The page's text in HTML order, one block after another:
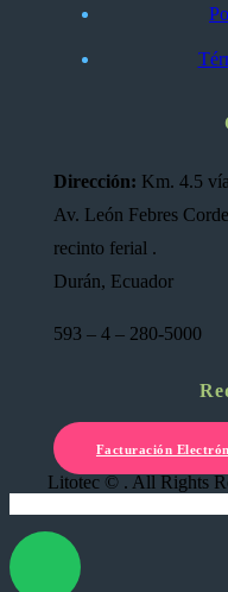
Dirección: Km. 4.5
Av. León Febres
recinto ferial .
Durán, Ecuador
593 – 4 – 280-5000
Facturación
Litotec © . All Rights